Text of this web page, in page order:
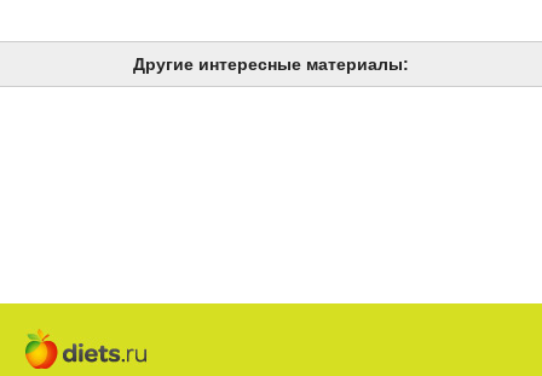
Другие интересные материалы: